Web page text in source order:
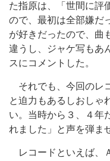
た指原は、「世間に評
ので、最初は全部嫌だ
が好きだったので、曲
違うし、ジャケ写もあ
スにコメントした。
それでも、今回のレ
と迫力もあるしおしゃ
い。当時から３、４年
れました」と声を弾ま
レコードといえば、